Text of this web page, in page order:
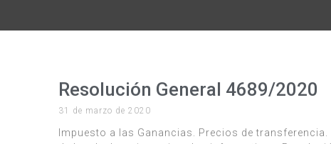
Resolución General 4689/2020
31 de marzo de 2020
Impuesto a las Ganancias. Precios de